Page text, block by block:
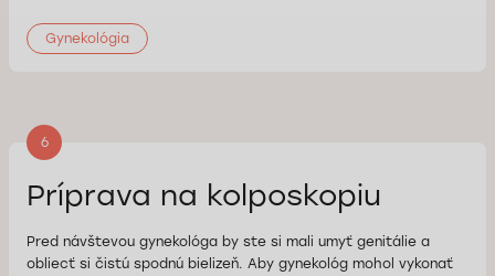
Gynekológia
6
Príprava na kolposkopiu
Pred návštevou gynekológa by ste si mali umyť genitálie a
obliecť si čistú spodnú bielizeň. Aby gynekológ mohol vykonať